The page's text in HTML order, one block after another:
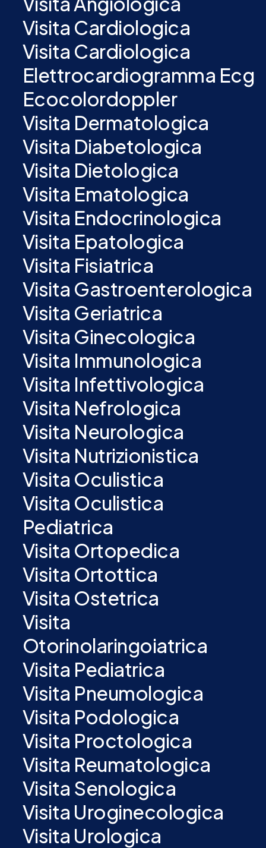
Visita Cardiologica
Visita Cardiologica
Elettrocardiogramma Ecg
Ecocolordoppler
Visita Dermatologica
Visita Diabetologica
Visita Dietologica
Visita Ematologica
Visita Endocrinologica
Visita Epatologica
Visita Fisiatrica
Visita Gastroenterologica
Visita Geriatrica
Visita Ginecologica
Visita Immunologica
Visita Infettivologica
Visita Nefrologica
Visita Neurologica
Visita Nutrizionistica
Visita Oculistica
Visita Oculistica
Pediatrica
Visita Ortopedica
Visita Ortottica
Visita Ostetrica
Visita
Otorinolaringoiatrica
Visita Pediatrica
Visita Pneumologica
Visita Podologica
Visita Proctologica
Visita Reumatologica
Visita Senologica
Visita Uroginecologica
Visita Urologica